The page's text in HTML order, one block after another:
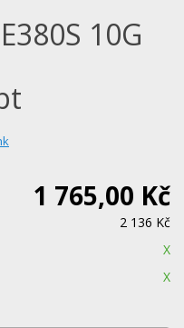
10G
1 765,00 Kč
2 136 Kč
X
X